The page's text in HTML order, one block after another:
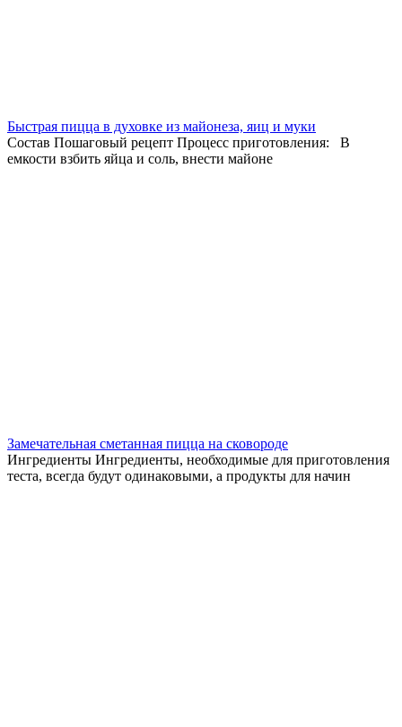
Быстрая пицца в духовке из майонеза, яиц и муки
Состав Пошаговый рецепт Процесс приготовления: В
емкости взбить яйца и соль, внести майоне
Замечательная сметанная пицца на сковороде
Ингредиенты Ингредиенты, необходимые для приготовления
теста, всегда будут одинаковыми, а продукты для начин